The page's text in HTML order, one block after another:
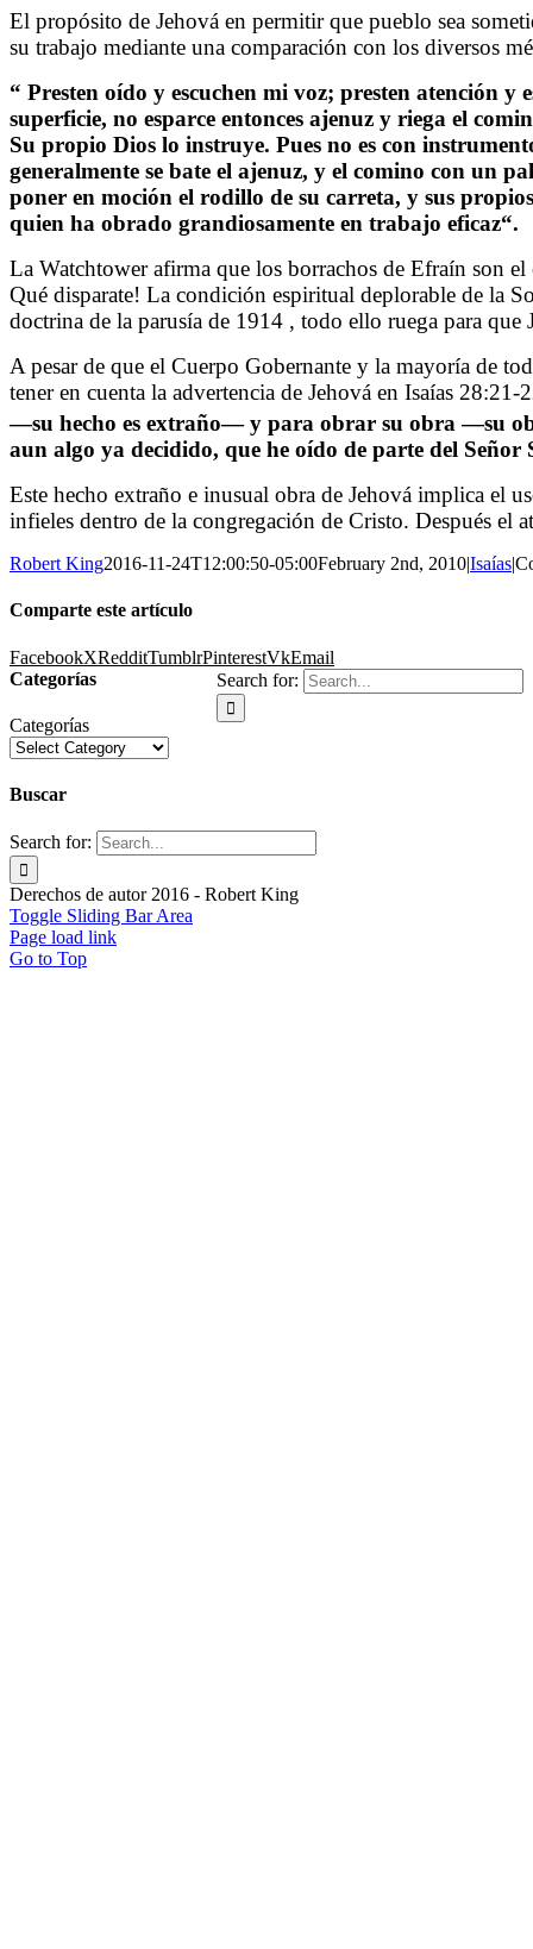
El propósito de Jehová en permitir que pueblo sea
su trabajo mediante una comparación con los diversos
“ Presten oído y escuchen mi voz; presten atención y
superficie, no esparce entonces ajenuz y riega el
Su propio Dios lo instruye. Pues no es con
generalmente se bate el ajenuz, y el comino con un
poner en moción el rodillo de su carreta, y sus
quien ha obrado grandiosamente en trabajo eficaz“.
La Watchtower afirma que los borrachos de Efraín son
Qué disparate! La condición espiritual deplorable de la
doctrina de la parusía de 1914 , todo ello ruega para que
A pesar de que el Cuerpo Gobernante y la mayoría de
tener en cuenta la advertencia de Jehová en Isaías 28:21-
—su hecho es extraño— y para obrar su obra —su
aun algo ya decidido, que he oído de parte del Señor
Este hecho extraño e inusual obra de Jehová implica el
infieles dentro de la congregación de Cristo. Después el
Robert King2016-11-24T12:00:50-05:00February 2nd, 2010|Isaías|
Comparte este artículo
FacebookXRedditTumblrPinterestVkEmail
Search for:
Categorías
Categorías
Buscar
Search for:
Derechos de autor 2016 - Robert King
Toggle Sliding Bar Area
Page load link
Go to Top